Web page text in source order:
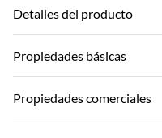
Detalles del producto
Material:
Feature:
Propiedades básicas
Marca:
Propiedades comerciales